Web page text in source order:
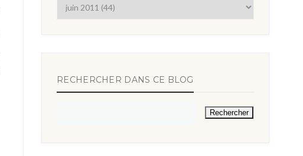
RECHERCHER DANS CE BLOG